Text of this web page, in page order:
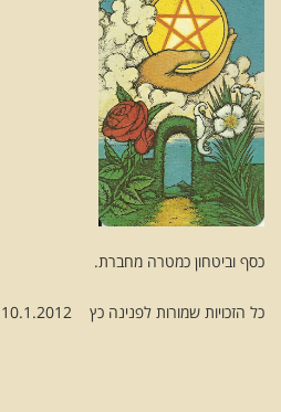
כסף וביטחון כמטרה מחברת.
כל הזכויות שמורות לפנינה כץ 10.1.2012